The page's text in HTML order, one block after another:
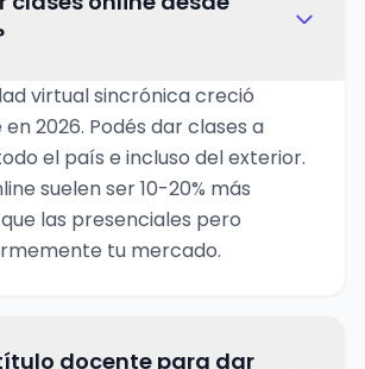
virtual sincrónica creció
2026. Podés dar clases a
el país e incluso del exterior.
suelen ser 10-20% más
las presenciales pero
tu mercado.
docente para dar